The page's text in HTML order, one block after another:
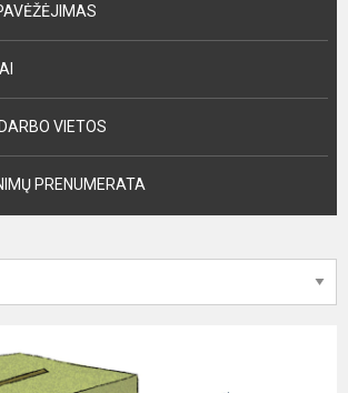
VIETOS
PRENUMERATA